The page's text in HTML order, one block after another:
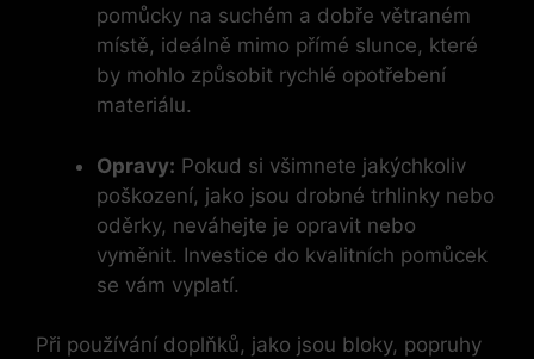
pomůcky na suchém a dobře větraném
místě, ideálně mimo přímé slunce, které
by mohlo způsobit rychlé opotřebení
materiálu.
Opravy: Pokud si všimnete jakýchkoliv
poškození, jako jsou drobné trhlinky nebo
oděrky, neváhejte je opravit nebo
vyměnit. Investice do kvalitních pomůcek
se vám vyplatí.
Při používání doplňků, jako jsou bloky, popruhy